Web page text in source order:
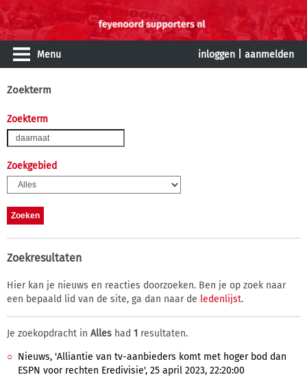
Menu inloggen aanmelden
Zoekterm
Zoekterm
Zoekgebied
Zoekresultaten
Hier kan je nieuws en reacties doorzoeken. Ben je op zoek naar
een bepaald lid van de site, ga dan naar de ledenlijst.
Je zoekopdracht in Alles had 1 resultaten.
Nieuws, 'Alliantie van tv-aanbieders komt met hoger bod dan
ESPN voor rechten Eredivisie', 25 april 2023, 22:20:00